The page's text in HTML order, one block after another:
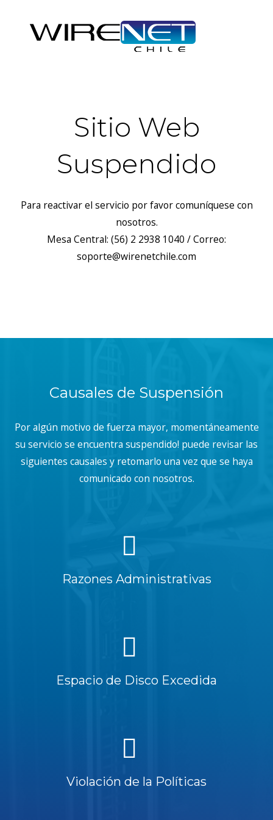
Sitio Web
Suspendido
Para reactivar el servicio por favor comuníquese con
nosotros.
Mesa Central: (56) 2 2938 1040 / Correo:
soporte@wirenetchile.com
Causales de Suspensión
Por algún motivo de fuerza mayor, momentáneamente
su servicio se encuentra suspendido! puede revisar las
siguientes causales y retomarlo una vez que se haya
comunicado con nosotros.
Razones Administrativas
Espacio de Disco Excedida
Violación de la Políticas